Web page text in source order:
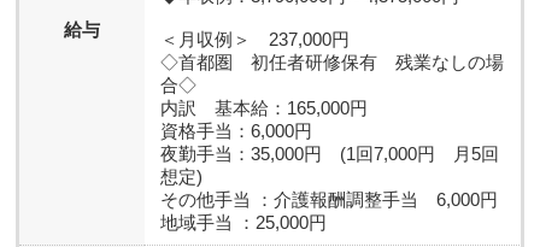
給与
＜月収例＞ 237,000円
◇首都圏 初任者研修保有 残業なしの場
合◇
内訳 基本給：165,000円
資格手当：6,000円
夜勤手当：35,000円 (1回7,000円 月5回
想定)
その他手当 ：介護報酬調整手当 6,000円
地域手当 ：25,000円